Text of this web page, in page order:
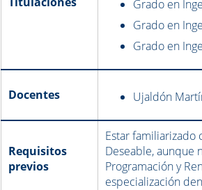
Grado en
Grado en
Grado en
Docentes Ujaldón
Requisitos
previos
Estar familiarizado
Deseable, aunque
Programación y
especialización